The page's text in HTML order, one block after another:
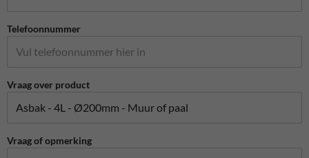
Telefoonnummer
Vraag over product
Vraag of opmerking